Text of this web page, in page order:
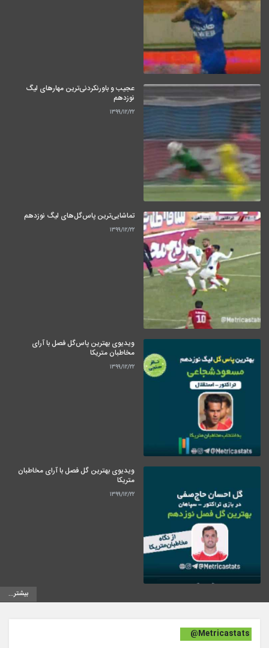
عجیب و باورنکردنی‌ترین مهارهای لیگ
نوزدهم
۱۳۹۹/۱۲/۲۲
تماشایی‌ترین پاس‌گل‌های لیگ نوزدهم
۱۳۹۹/۱۲/۲۲
ویدیوی بهترین پاس‌گل فصل با آرای
مخاطبان متریکا
۱۳۹۹/۱۲/۲۲
ویدیوی بهترین گل فصل با آرای مخاطبان
متریکا
۱۳۹۹/۱۲/۲۲
بیشتر...
@Metricastats